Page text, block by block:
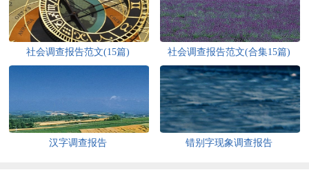
社会调查报告范文(15篇) 社会调查报告范文(合集15篇)
汉字调查报告 错别字现象调查报告